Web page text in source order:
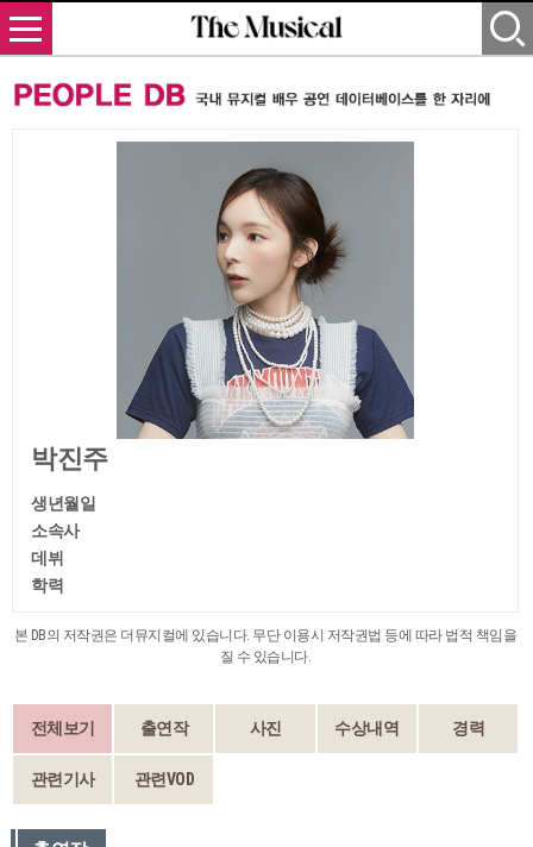
박진주
생년월일
소속사
데뷔
학력
본 DB의 저작권은 더뮤지컬에 있습니다. 무단 이용시 저작권법 등에 따라 법적 책임을
질 수 있습니다.
전체보기 출연작 사진 수상내역 경력
관련기사 관련VOD